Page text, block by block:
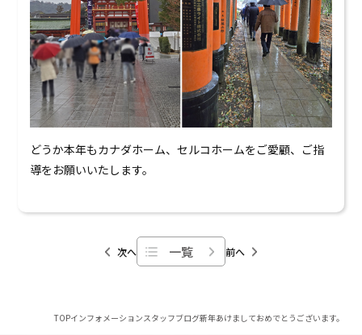
どうか本年もカナダホーム、セルコホームをご愛顧、ご指
導をお願いいたします。
次へ 一覧 前へ
TOPインフォメーションスタッフブログ新年あけましておめでとうございます。